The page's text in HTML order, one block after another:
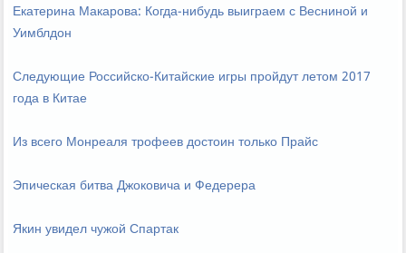
Екатерина Макарова: Когда-нибудь выиграем с Весниной и
Уимблдон
Следующие Российско-Китайские игры пройдут летом 2017
года в Китае
Из всего Монреаля трофеев достоин только Прайс
Эпическая битва Джоковича и Федерера
Якин увидел чужой Спартак